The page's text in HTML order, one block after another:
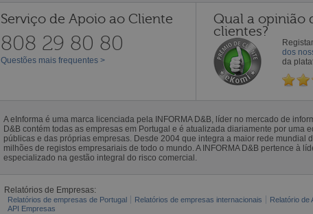
Serviço de Apoio ao Cliente
808 29 80 80
Questões mais frequentes >
Qual a opinião
clientes?
dos
da
A eInforma é uma marca licenciada pela INFORMA D&B, líder no mercado de
D&B contém todas as empresas em Portugal e é atualizada diariamente por
públicas e das próprias empresas. Desde 2004 que integra a maior rede mundial
milhões de registos empresariais de todo o mundo. A INFORMA D&B pertence à
especializado na gestão integral do risco comercial.
Relatórios de Empresas:
Relatórios de empresas de Portugal Relatórios de empresas internacionais Relatório de
API Empresas